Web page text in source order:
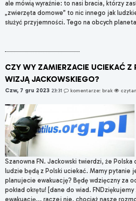
ale mówią wyraźnie: to nasi bracia, którzy
„zwierzęta domowe” to nic innego jak
służyć przyjemności. Tego na obcych
CZY WY ZAMIERZACIE UCIEKAĆ Z
WIZJĄ JACKOWSKIEGO?
Czw, 7 gru 2023 23:31 komentarze: brak
Szanowna FN. Jackowski twierdzi, że Polska
ludzie będą z Polski uciekać. Mamy pytanie
planujecie ewakuację? Będę wdzięczny za
pokład okrętu! [dane do wiad.
ewakuację... raczej nie, chociaż nasze